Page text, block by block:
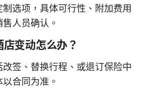
选项，具体可行性、附加费用
人员确认。
变动怎么办？
签、替换行程、或退订保险中
合同为准。